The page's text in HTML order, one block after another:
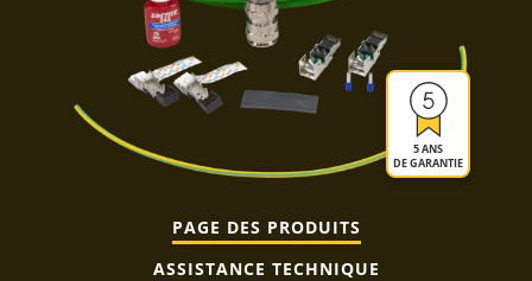
5 ANS
DE GARANTIE
PAGE DES PRODUITS
ASSISTANCE TECHNIQUE